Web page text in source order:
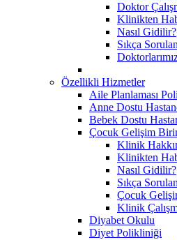
Doktor
Klinikten
Nasıl Gidilir?
Sıkça
Özellikli Hizmetler
Aile Planlaması
Anne Dostu
Bebek Dostu
Çocuk Gelişim
Klinik
Klinikten
Nasıl Gidilir?
Sıkça
Çocuk
Klinik
Diyabet Okulu
Diyet Polikliniği